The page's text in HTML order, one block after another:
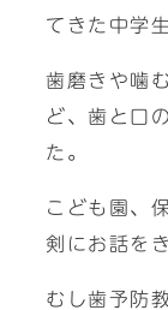
てきた中学
歯磨きや噛
ど、歯と口
た。
こども園、
剣にお話を
むし歯予防